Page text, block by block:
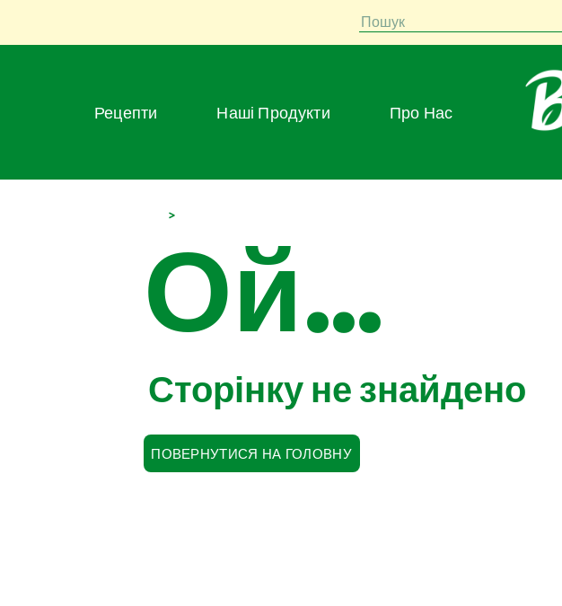
Пошук
Рецепти Наші Продукти Про Нас
>
Ой...
Сторінку не знайдено
ПОВЕРНУТИСЯ НА ГОЛОВНУ